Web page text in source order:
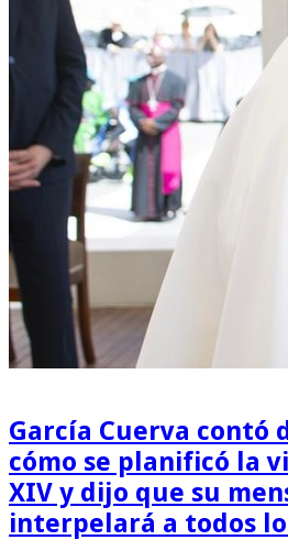
García Cuerva contó
cómo se planificó la
XIV y dijo que su
interpelará a todos